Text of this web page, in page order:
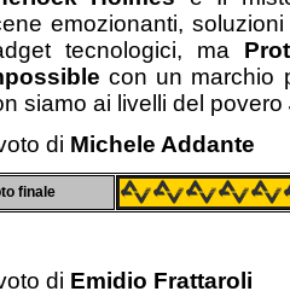
emozionanti,
tecnologici, ma
con un marchio
siamo ai livelli del povero
di Michele Addante
finale
di Emidio Frattaroli